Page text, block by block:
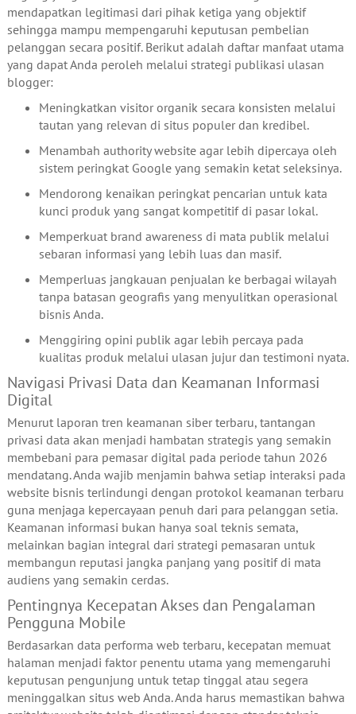
mendapatkan legitimasi dari pihak ketiga yang objektif
sehingga mampu mempengaruhi keputusan pembelian
pelanggan secara positif. Berikut adalah daftar manfaat utama
yang dapat Anda peroleh melalui strategi publikasi ulasan
blogger:
Meningkatkan visitor organik secara konsisten melalui
tautan yang relevan di situs populer dan kredibel.
Menambah authority website agar lebih dipercaya oleh
sistem peringkat Google yang semakin ketat seleksinya.
Mendorong kenaikan peringkat pencarian untuk kata
kunci produk yang sangat kompetitif di pasar lokal.
Memperkuat brand awareness di mata publik melalui
sebaran informasi yang lebih luas dan masif.
Memperluas jangkauan penjualan ke berbagai wilayah
tanpa batasan geografis yang menyulitkan operasional
bisnis Anda.
Menggiring opini publik agar lebih percaya pada
kualitas produk melalui ulasan jujur dan testimoni nyata.
Navigasi Privasi Data dan Keamanan Informasi
Digital
Menurut laporan tren keamanan siber terbaru, tantangan
privasi data akan menjadi hambatan strategis yang semakin
membebani para pemasar digital pada periode tahun 2026
mendatang. Anda wajib menjamin bahwa setiap interaksi pada
website bisnis terlindungi dengan protokol keamanan terbaru
guna menjaga kepercayaan penuh dari para pelanggan setia.
Keamanan informasi bukan hanya soal teknis semata,
melainkan bagian integral dari strategi pemasaran untuk
membangun reputasi jangka panjang yang positif di mata
audiens yang semakin cerdas.
Pentingnya Kecepatan Akses dan Pengalaman
Pengguna Mobile
Berdasarkan data performa web terbaru, kecepatan memuat
halaman menjadi faktor penentu utama yang memengaruhi
keputusan pengunjung untuk tetap tinggal atau segera
meninggalkan situs web Anda. Anda harus memastikan bahwa